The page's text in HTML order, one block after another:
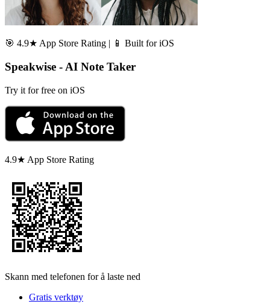
🎯 4.9★ App Store Rating | 📱 Built for iOS
Speakwise - AI Note Taker
Try it for free on iOS
4.9★ App Store Rating
Skann med telefonen for å laste ned
Gratis verktøy